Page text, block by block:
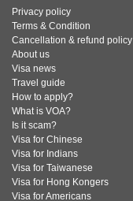
Privacy policy
Terms & Condition
Cancellation & refund policy
About us
Visa news
Travel guide
How to apply?
What is VOA?
Is it scam?
Visa for Chinese
Visa for Indians
Visa for Taiwanese
Visa for Hong Kongers
Visa for Americans